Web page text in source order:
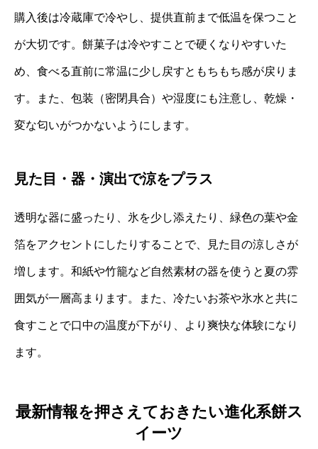
購入後は冷蔵庫で冷やし、提供直前まで低温を保つこと
が大切です。餅菓子は冷やすことで硬くなりやすいた
め、食べる直前に常温に少し戻すともちもち感が戻りま
す。また、包装（密閉具合）や湿度にも注意し、乾燥・
変な匂いがつかないようにします。
見た目・器・演出で涼をプラス
透明な器に盛ったり、氷を少し添えたり、緑色の葉や金
箔をアクセントにしたりすることで、見た目の涼しさが
増します。和紙や竹籠など自然素材の器を使うと夏の雰
囲気が一層高まります。また、冷たいお茶や氷水と共に
食すことで口中の温度が下がり、より爽快な体験になり
ます。
最新情報を押さえておきたい進化系餅ス
イーツ